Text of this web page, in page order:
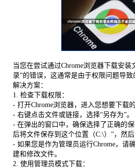
当您在尝试通过Chrome浏览器下载安装
录”的错误，这通常是由于权限问题导
解决方案：
1. 检查下载权限：
- 打开Chrome浏览器，进入您想要下载
- 右键点击文件或链接，选择“另存为”。
- 在弹出的窗口中，确保选择了正确的
后将文件保存到这个位置（C:\）”，然后
- 如果您是作为管理员运行Chrome，请
建和修改文件。
2. 使用管理员模式下载：